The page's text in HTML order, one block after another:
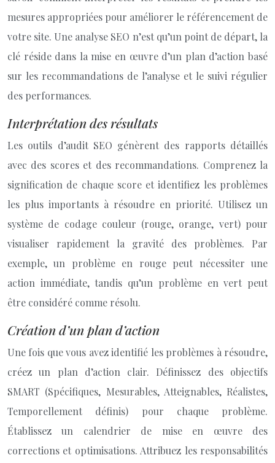
mesures appropriées pour améliorer le référencement de
votre site. Une analyse SEO n’est qu’un point de départ, la
clé réside dans la mise en œuvre d’un plan d’action basé
sur les recommandations de l’analyse et le suivi régulier
des performances.
Interprétation des résultats
Les outils d’audit SEO génèrent des rapports détaillés
avec des scores et des recommandations. Comprenez la
signification de chaque score et identifiez les problèmes
les plus importants à résoudre en priorité. Utilisez un
système de codage couleur (rouge, orange, vert) pour
visualiser rapidement la gravité des problèmes. Par
exemple, un problème en rouge peut nécessiter une
action immédiate, tandis qu’un problème en vert peut
être considéré comme résolu.
Création d’un plan d’action
Une fois que vous avez identifié les problèmes à résoudre,
créez un plan d’action clair. Définissez des objectifs
SMART (Spécifiques, Mesurables, Atteignables, Réalistes,
Temporellement définis) pour chaque problème.
Établissez un calendrier de mise en œuvre des
corrections et optimisations. Attribuez les responsabilités